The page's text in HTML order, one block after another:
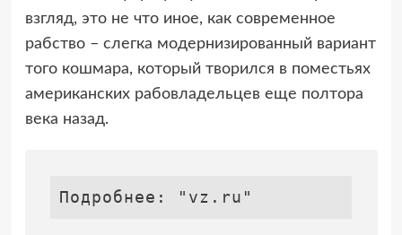
взгляд, это не что иное, как современное
рабство – слегка модернизированный вариант
того кошмара, который творился в поместьях
американских рабовладельцев еще полтора
века назад.
Подробнее: "vz.ru"